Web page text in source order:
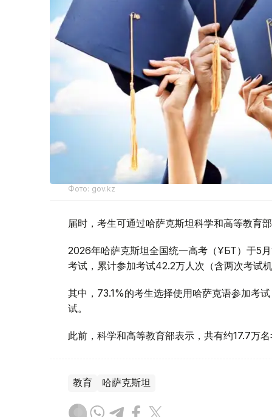
Фото: gov.kz
届时，考生可通过哈萨克斯坦科学和高等教育
2026年哈萨克斯坦全国统一高考（ҰБТ）于5
考试，累计参加考试42.2万人次（含两次考试机
其中，73.1%的考生选择使用哈萨克语参加考
试。
此前，科学和高等教育部表示，共有约17.7万
教育 哈萨克斯坦